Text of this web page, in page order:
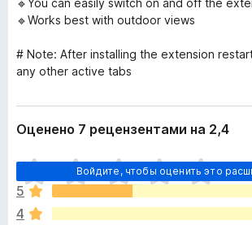
🔹You can easily switch on and off the
🔹Works best with outdoor views
# Note: After installing the extension
any other active tabs
Оценено 7 рецензентами на 2,4
Войдите, чтобы оценить это
О
ц
е
н
5
4